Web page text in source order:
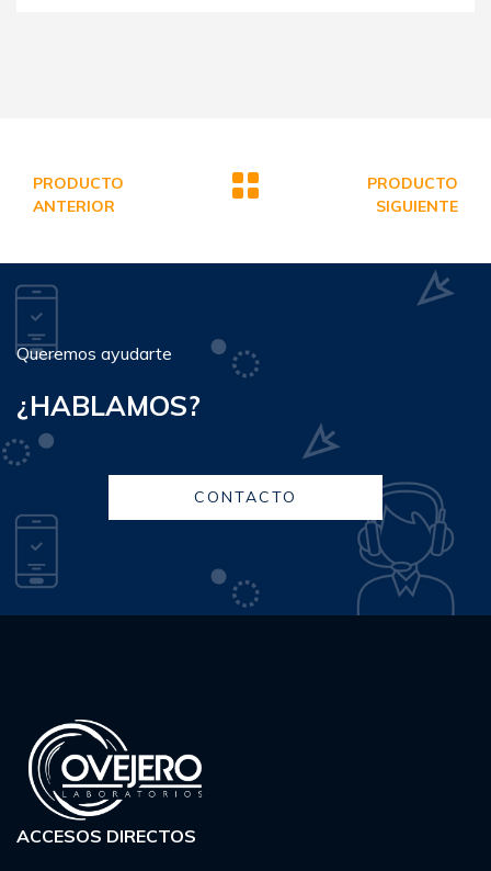
PRODUCTO
ANTERIOR
PRODUCTO
SIGUIENTE
Queremos ayudarte
¿HABLAMOS?
CONTACTO
ACCESOS DIRECTOS